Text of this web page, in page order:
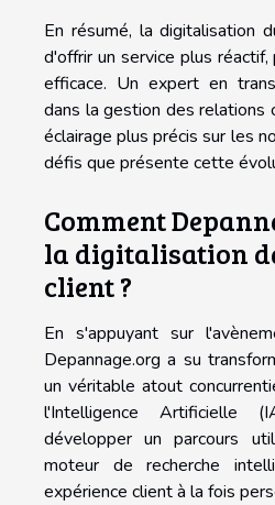
En résumé, la digitalisation
d'offrir un service plus
efficace. Un expert en
dans la gestion des relations
éclairage plus précis sur les
défis que présente cette
Comment
la digitalisation
client ?
En s'appuyant sur
Depannage.org a su
un véritable atout
l'Intelligence Artificielle
développer un parcours
moteur de recherche
expérience client à la fois